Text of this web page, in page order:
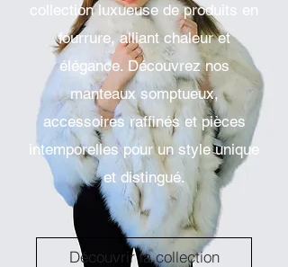
collection luxueuse de produits en
fourrure, alliant chaleur et
élégance. Découvrez nos
manteaux somptueux,
accessoires raffinés et pièces
intemporelles pour un style unique
et distingué.
Découvrir la collection